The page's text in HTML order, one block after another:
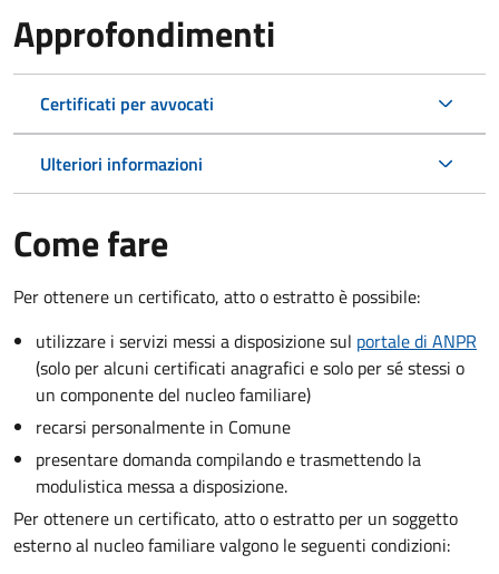
Approfondimenti
Certificati per avvocati
Ulteriori informazioni
Come fare
Per ottenere un certificato, atto o estratto è possibile:
utilizzare i servizi messi a disposizione sul portale di ANPR
(solo per alcuni certificati anagrafici e solo per sé stessi o
un componente del nucleo familiare)
recarsi personalmente in Comune
presentare domanda compilando e trasmettendo la
modulistica messa a disposizione.
Per ottenere un certificato, atto o estratto per un soggetto
esterno al nucleo familiare valgono le seguenti condizioni: